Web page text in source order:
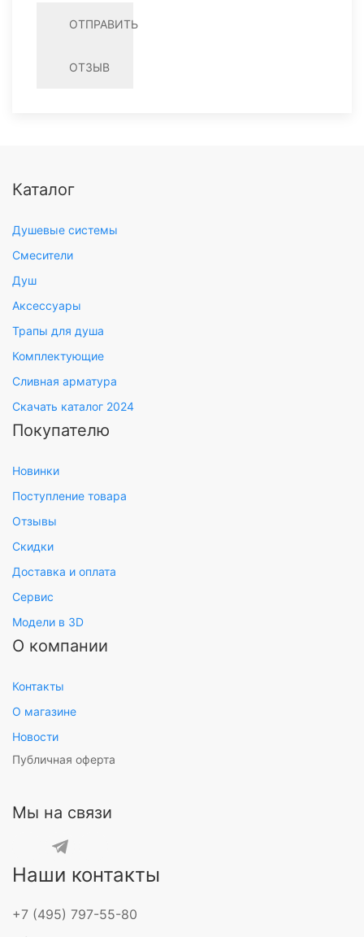
ОТПРАВИТЬ
ОТЗЫВ
Каталог
Душевые системы
Смесители
Душ
Аксессуары
Трапы для душа
Комплектующие
Сливная арматура
Скачать каталог 2024
Покупателю
Новинки
Поступление товара
Отзывы
Скидки
Доставка и оплата
Сервис
Модели в 3D
О компании
Контакты
О магазине
Новости
Публичная оферта
Мы на связи
Наши контакты
+7 (495) 797-55-80